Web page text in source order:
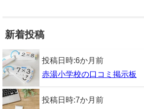
新着投稿
投稿日時:6か月前
赤湯小学校の口コミ掲示板
投稿日時:7か月前